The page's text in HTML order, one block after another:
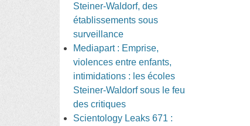
Steiner-Waldorf, des
établissements sous
surveillance
Mediapart : Emprise,
violences entre enfants,
intimidations : les écoles
Steiner-Waldorf sous le feu
des critiques
Scientology Leaks 671 :